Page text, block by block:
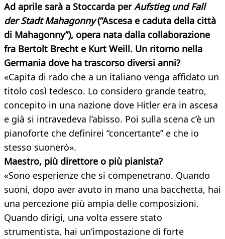
Ad aprile sarà a Stoccarda perAufstieg und Fall
der Stadt Mahagonny(“Ascesa e caduta della città
di Mahagonny”), opera nata dalla collaborazione
fra Bertolt Brecht e Kurt Weill. Un ritorno nella
Germania dove ha trascorso diversi anni?
«Capita di rado che a un italiano venga affidato un
titolo così tedesco. Lo considero grande teatro,
concepito in una nazione dove Hitler era in ascesa
e già si intravedeva l’abisso. Poi sulla scena c’è un
pianoforte che definirei “concertante” e che io
stesso suonerò».
Maestro, più direttore o più pianista?
«Sono esperienze che si compenetrano. Quando
suoni, dopo aver avuto in mano una bacchetta, hai
una percezione più ampia delle composizioni.
Quando dirigi, una volta essere stato
strumentista, hai un’impostazione di forte